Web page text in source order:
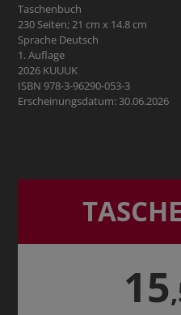
Taschenbuch
230 Seiten; 21 cm x 14.8 cm
Sprache Deutsch
1. Auflage
2026 KUUUK
ISBN 978-3-96290-053-3
Erscheinungsdatum: 30.06.2026
15